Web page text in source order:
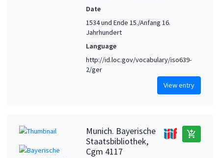
Date
1534 und Ende 15./Anfang 16.
Jahrhundert
Language
http://id.loc.gov/vocabulary/iso639-
2/ger
View entry
Munich. Bayerische
Staatsbibliothek,
Cgm 4117
add_shopping_cart